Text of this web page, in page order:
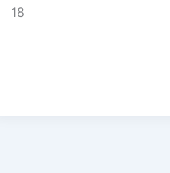
18